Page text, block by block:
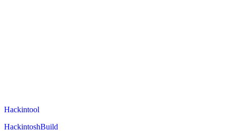
Hackintool
HackintoshBuild